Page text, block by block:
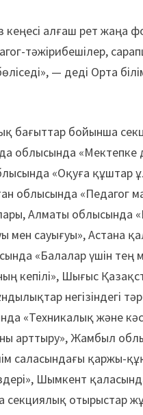
алғаш рет жаңа
тәжірибешілер,
— деді Орта
бағыттар бойынша
облысында «Мектепке
«Оқуға құштар
облысында
Алматы облысында
мен сауығуы», Астана
«Балалар үшін тең
кепілі», Шығыс
негізіндегі
«Техникалық және
арттыру», Жамбыл
саласындағы қаржы-
Шымкент
отырыстар